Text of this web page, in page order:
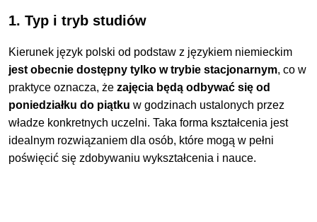
1. Typ i tryb studiów
Kierunek język polski od podstaw z językiem niemieckim
jest obecnie dostępny tylko w trybie stacjonarnym, co w
praktyce oznacza, żezajęcia będą odbywać się od
poniedziałku do piątkuw godzinach ustalonych przez
władze konkretnych uczelni. Taka forma kształcenia jest
idealnym rozwiązaniem dla osób, które mogą w pełni
poświęcić się zdobywaniu wykształcenia i nauce.